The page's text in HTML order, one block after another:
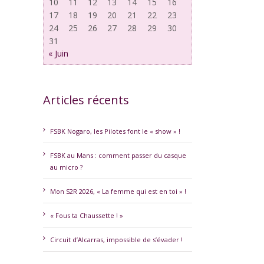
17
18 19 20 21 22
23
24
25 26 27 28 29
30
31
« Juin
Articles récents
FSBK Nogaro, les Pilotes font le « show » !
FSBK au Mans : comment passer du casque
au micro ?
Mon S2R 2026, « La femme qui est en toi » !
« Fous ta Chaussette ! »
Circuit d’Alcarras, impossible de s’évader !